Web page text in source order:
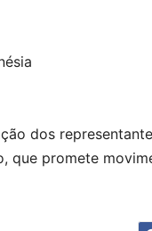
dos
que promete